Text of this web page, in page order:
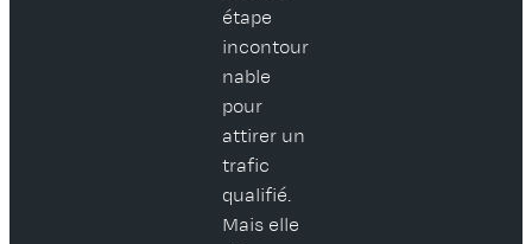
étape
incontour
nable
pour
attirer un
trafic
qualifié.
Mais elle